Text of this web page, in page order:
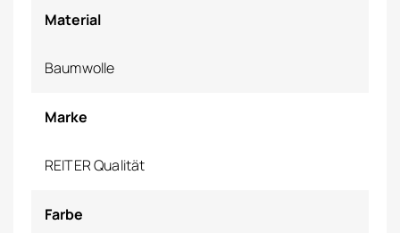
Material
Baumwolle
Marke
REITER Qualität
Farbe